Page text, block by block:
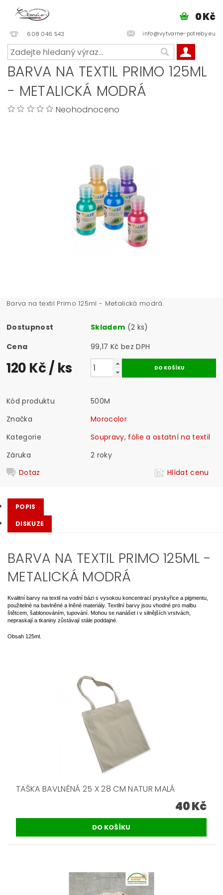
608 046 543 info@vytvarne-potreby.eu
0 Kč
BARVA NA TEXTIL PRIMO 125ML
- METALICKÁ MODRÁ
Neohodnoceno
Barva na textil Primo 125ml - Metalická modrá.
Dostupnost Skladem (2 ks)
Cena
99,17 Kč bez DPH
120 Kč/ ks
Kód produktu
500M
Značka
Morocolor
Kategorie
Soupravy, fólie a ostatní na textil
Záruka
2 roky
Dotaz
Hlídat cenu
POPIS
DISKUZE
BARVA NA TEXTIL PRIMO 125ML -
METALICKÁ MODRÁ
Kvalitní barvy na textil na vodní bázi s vysokou koncentrací pryskyřice a pigmentu,
použitelné na bavlněné a lněné materiály. Textilní barvy jsou vhodné pro malbu
štětcem, šablonováním, tupování. Mohou se nanášet i v silnějších vrstvách,
nepraskají a tkaniny zůstávají stále poddajné.
Obsah 125ml.
TAŠKA BAVLNĚNÁ 25 X 28 CM NATUR MALÁ
40 Kč